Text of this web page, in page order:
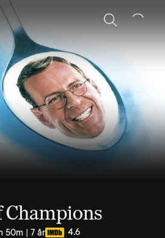
Sök
Champions
50m | 7 år 4.6